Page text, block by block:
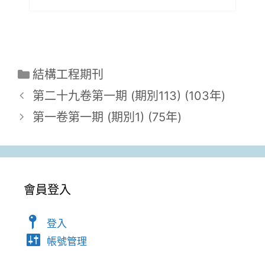
結構工程期刊
第二十九卷第一期 (期別113) (103年)
第一卷第一期 (期別1) (75年)
會員登入
登入
帳號管理